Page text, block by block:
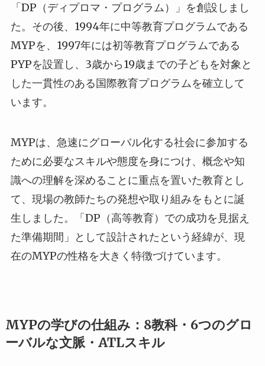
「DP（ディプロマ・プログラム）」を創設しまし
た。その後、1994年に中等教育プログラムである
MYPを、1997年には初等教育プログラムである
PYPを設置し、3歳から19歳までの子どもを対象と
した一貫性のある国際教育プログラムを確立して
います。
MYPは、急速にグローバル化する社会に参加する
ために必要なスキルや態度を身につけ、概念や知
識への理解を深めることに重点を置いた教育とし
て、現場の教師たちの発想や取り組みをもとに誕
生しました。「DP（高等教育）での成功を見据え
た準備期間」として設計されたという経緯が、現
在のMYPの性格を大きく特徴づけています。
MYPの学びの仕組み：8教科・6つのグロ
ーバルな文脈・ATLスキル